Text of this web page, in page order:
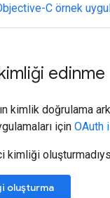
C örnek
edinme
kimlik doğrulama
için OAuth
oluşturma